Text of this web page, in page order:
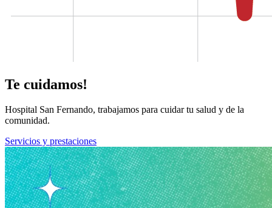
Te cuidamos!
Hospital San Fernando, trabajamos para cuidar tu salud y de la
comunidad.
Servicios y prestaciones